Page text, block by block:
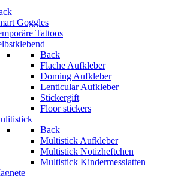
Goggles
Tattoos
Back
Flache Aufkleber
Doming Aufkleber
Lenticular Aufkleber
Stickergift
Floor stickers
Back
Multistick Aufkleber
Multistick Notizheftchen
Multistick Kindermesslatten